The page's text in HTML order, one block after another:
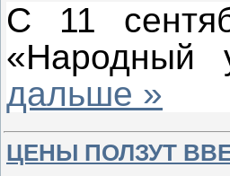
С 11
«Народный
дальше »
ЦЕНЫ ПОЛЗУТ